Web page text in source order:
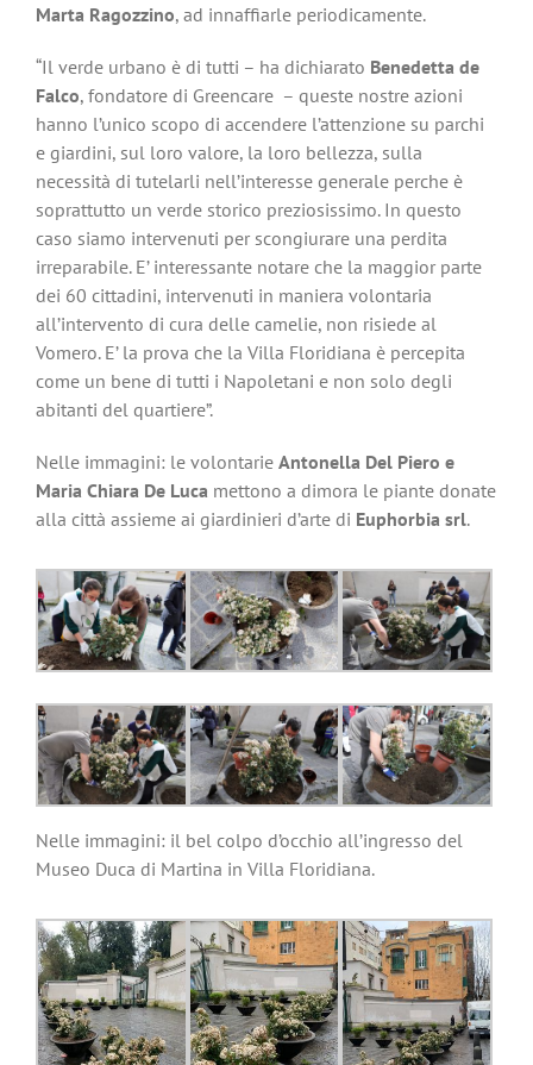
Marta Ragozzino, ad innaffiarle periodicamente.
“Il verde urbano è di tutti – ha dichiarato Benedetta de
Falco, fondatore di Greencare – queste nostre azioni
hanno l’unico scopo di accendere l’attenzione su parchi
e giardini, sul loro valore, la loro bellezza, sulla
necessità di tutelarli nell’interesse generale perche è
soprattutto un verde storico preziosissimo. In questo
caso siamo intervenuti per scongiurare una perdita
irreparabile. E’ interessante notare che la maggior parte
dei 60 cittadini, intervenuti in maniera volontaria
all’intervento di cura delle camelie, non risiede al
Vomero. E’ la prova che la Villa Floridiana è percepita
come un bene di tutti i Napoletani e non solo degli
abitanti del quartiere”.
Nelle immagini: le volontarie Antonella Del Piero e
Maria Chiara De Luca mettono a dimora le piante donate
alla città assieme ai giardinieri d’arte di Euphorbia srl.
Nelle immagini: il bel colpo d’occhio all’ingresso del
Museo Duca di Martina in Villa Floridiana.